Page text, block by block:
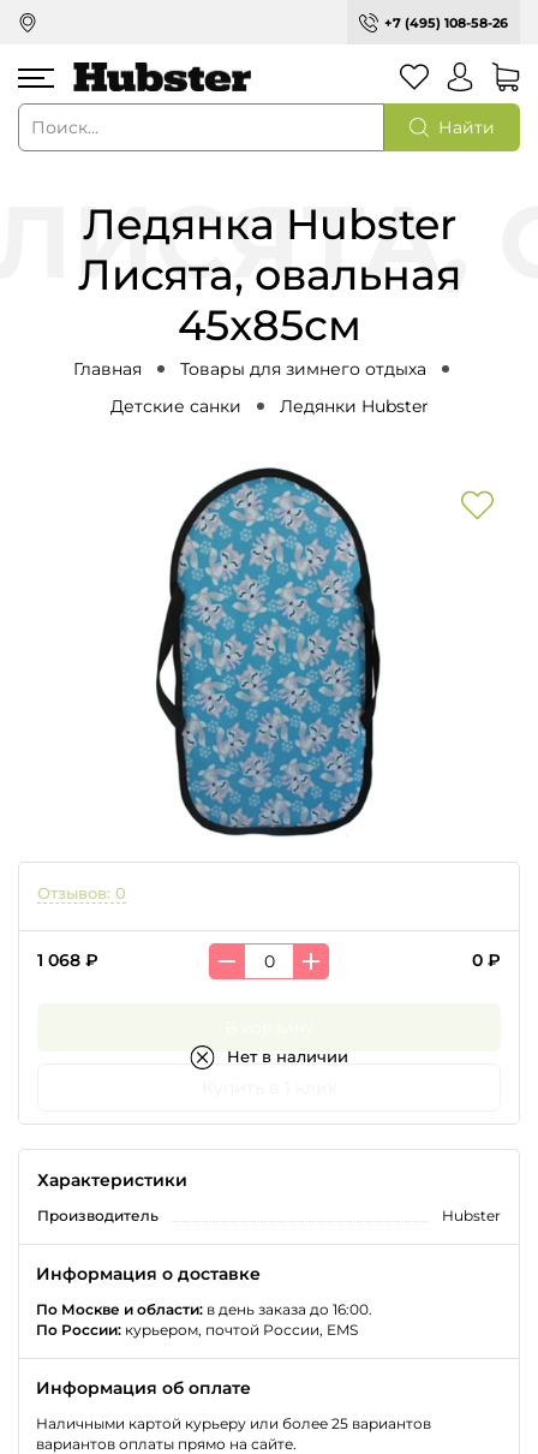
+7 (495) 108-58-26
Найти
Ледянка Hubster
Лисята, овальная
45x85см
Главная
Товары для зимнего отдыха
Детские санки
Ледянки Hubster
Отзывов: 0
1 068 ₽ 0 ₽
Нет в наличии
Характеристики
Производитель Hubster
Информация о доставке
По Москве и области: в день заказа до 16:00.
По России: курьером, почтой России, EMS
Информация об оплате
Наличными картой курьеру или более 25 вариантов
вариантов оплаты прямо на сайте.